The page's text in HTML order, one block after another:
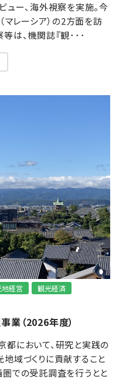
ュー、海外視察を実施。今
マレーシア）の2方面を訪
は、機関誌『観･･･
経営
観光経済
業（2026年度）
において、研究と実践の
域づくりに貢献すること
での受託調査を行うとと